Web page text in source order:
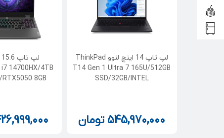
لپ تاپ 14 اینچ لنوو ThinkPad
T14 Gen 1 Ultra 7 165U/512GB
SSD/32GB/INTEL
545,970,000 تومان
i7 14700HX/4TB
8GB